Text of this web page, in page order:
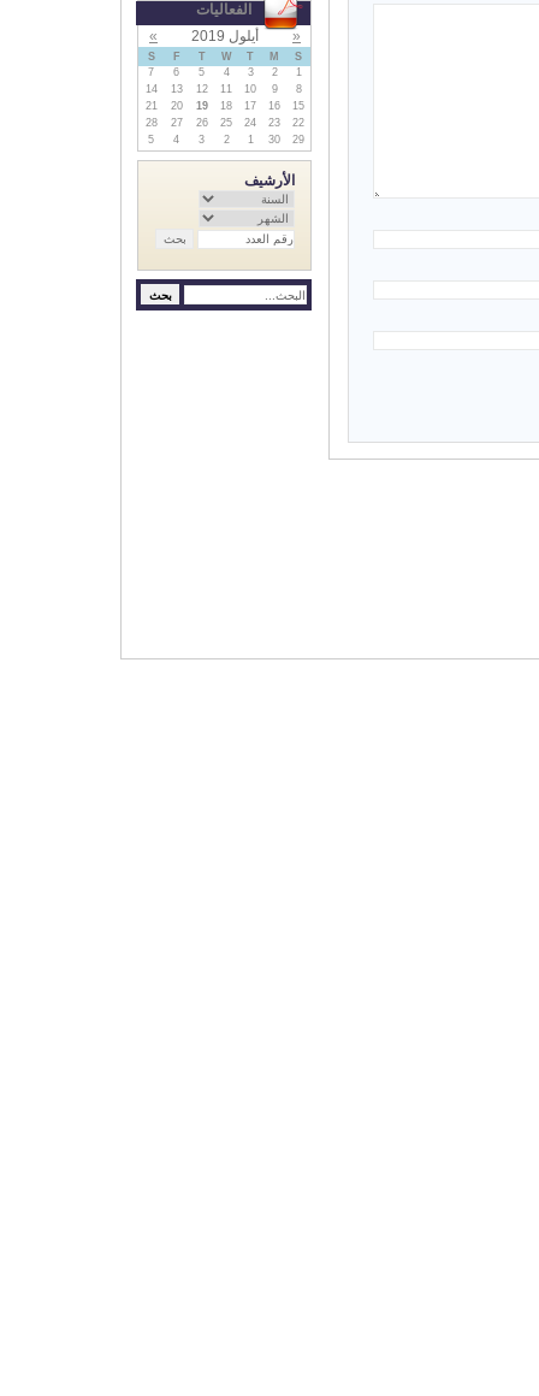
الفعاليات
«
أيلول 2019 »
S
M
T
W
T
F
S
1
2
3
4
5
6
7
8
9
10
11
12
13
14
15
16
17
18
19
20
21
22
23
24
25
26
27
28
29
30
1
2
3
4
5
الأرشيف